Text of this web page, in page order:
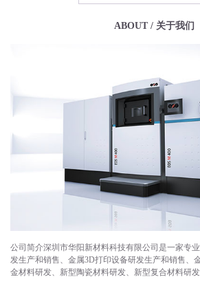
ABOUT / 关于我们
公司简介深圳市华阳新材料科技有限公司是一家专
发生产和销售、金属3D打印设备研发生产和销售、
金材料研发、新型陶瓷材料研发、新型复合材料研